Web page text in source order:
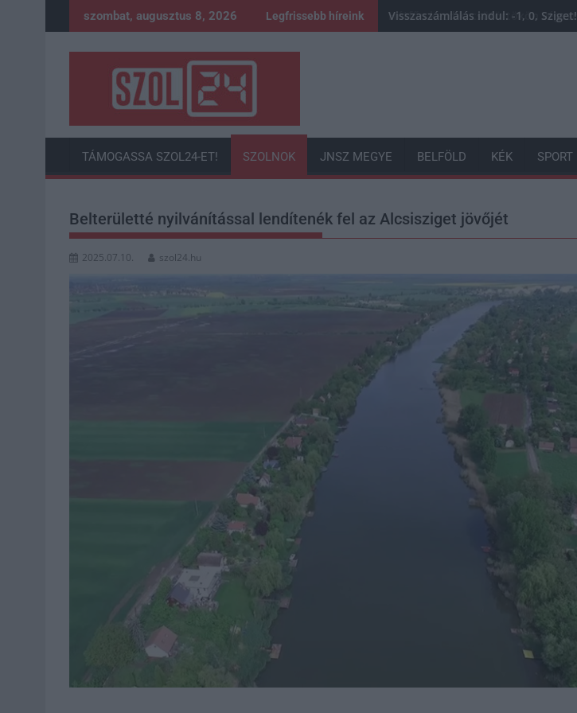
to
szombat, augusztus 8, 2026 Legfrissebb híreink Visszaszámlálás indul: -1, 0, Sziget!
TÁMOGASSA SZOL24-ET! SZOLNOK JNSZ MEGYE BELFÖLD KÉK SPORT
Belterületté nyilvánítással lendítenék fel az Alcsisziget jövőjét
2025.07.10. szol24.hu